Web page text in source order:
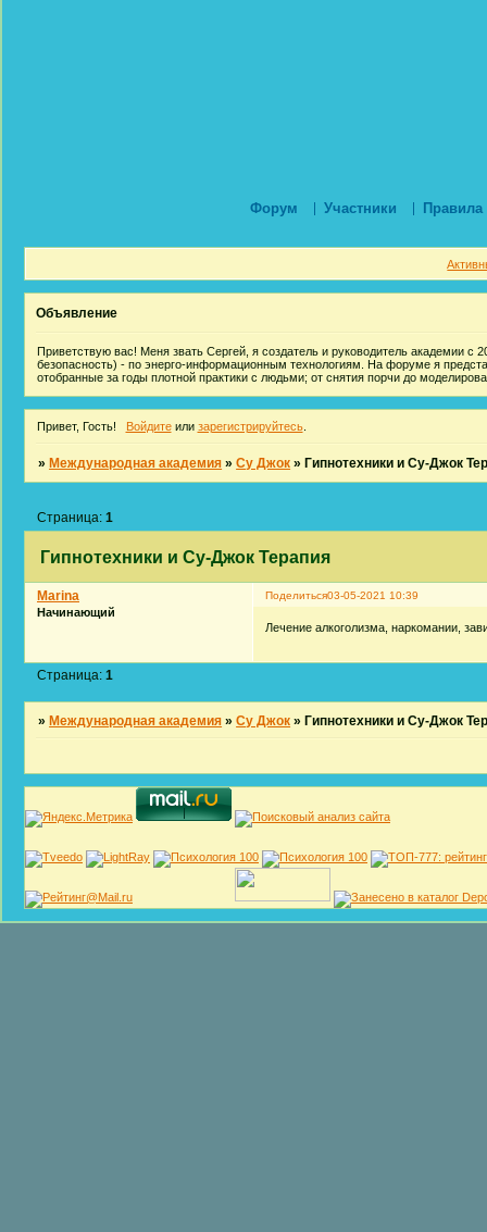
Форум Участники Правила
Объявление
Приветствую вас! Меня звать Сергей, я создатель и руководитель академии с
безопасность) - по энерго-информационным технологиям. На форуме я
отобранные за годы плотной практики с людьми; от снятия порчи до
Привет, Гость! Войдитеили зарегистрируйтесь.
»Международная академия »Су Джок »Гипнотехники и Су-Джок
Гипнотехники и Су-Джок Терапия
Страница:1
Поделиться03-05-2021 10:39
Marina
Начинающий
Лечение алкоголизма, наркомании,
Страница:1
» Международная академия »Су Джок » Гипнотехники и Су-Джок